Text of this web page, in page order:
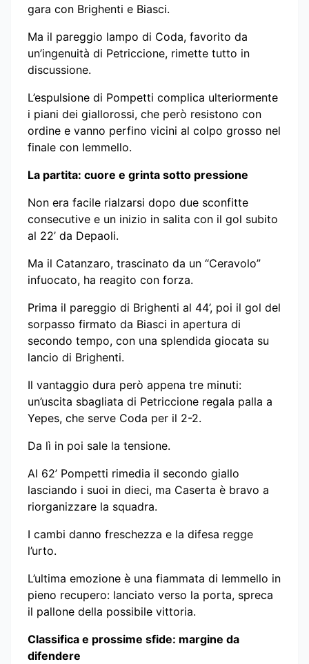
gara con Brighenti e Biasci.
Ma il pareggio lampo di Coda, favorito da
un’ingenuità di Petriccione, rimette tutto in
discussione.
L’espulsione di Pompetti complica ulteriormente
i piani dei giallorossi, che però resistono con
ordine e vanno perfino vicini al colpo grosso nel
finale con Iemmello.
La partita: cuore e grinta sotto pressione
Non era facile rialzarsi dopo due sconfitte
consecutive e un inizio in salita con il gol subito
al 22’ da Depaoli.
Ma il Catanzaro, trascinato da un “Ceravolo”
infuocato, ha reagito con forza.
Prima il pareggio di Brighenti al 44’, poi il gol del
sorpasso firmato da Biasci in apertura di
secondo tempo, con una splendida giocata su
lancio di Brighenti.
Il vantaggio dura però appena tre minuti:
un’uscita sbagliata di Petriccione regala palla a
Yepes, che serve Coda per il 2-2.
Da lì in poi sale la tensione.
Al 62’ Pompetti rimedia il secondo giallo
lasciando i suoi in dieci, ma Caserta è bravo a
riorganizzare la squadra.
I cambi danno freschezza e la difesa regge
l’urto.
L’ultima emozione è una fiammata di Iemmello in
pieno recupero: lanciato verso la porta, spreca
il pallone della possibile vittoria.
Classifica e prossime sfide: margine da
difendere